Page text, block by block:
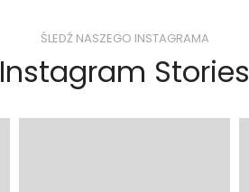
ŚLEDŹ NASZEGO INSTAGRAMA
Instagram Stories